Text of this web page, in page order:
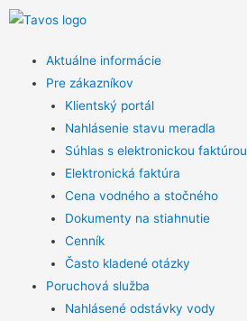
Aktuálne informácie
Pre zákazníkov
Klientský portál
Nahlásenie stavu meradla
Súhlas s elektronickou faktúrou
Elektronická faktúra
Cena vodného a stočného
Dokumenty na stiahnutie
Cenník
Často kladené otázky
Poruchová služba
Nahlásené odstávky vody